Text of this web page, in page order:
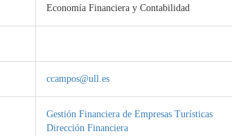
Economía Financiera y Contabilidad
ccampos@ull.es
Gestión Financiera de Empresas Turísticas
Dirección Financiera